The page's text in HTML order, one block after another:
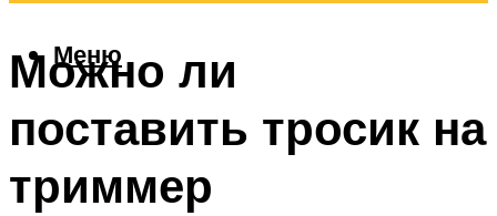
Меню
Можно ли
поставить тросик на
триммер